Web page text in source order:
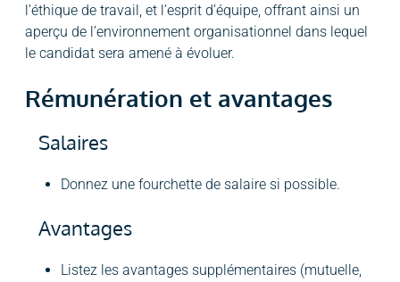
l’éthique de travail, et l’esprit d’équipe, offrant ainsi un
aperçu de l’environnement organisationnel dans lequel
le candidat sera amené à évoluer.
Rémunération et avantages
Salaires
Donnez une fourchette de salaire si possible.
Avantages
Listez les avantages supplémentaires (mutuelle,